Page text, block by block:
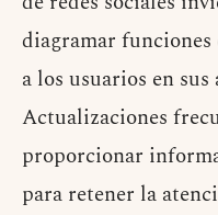
diagramar funciones
a los usuarios en
Actualizaciones
proporcionar
para retener la